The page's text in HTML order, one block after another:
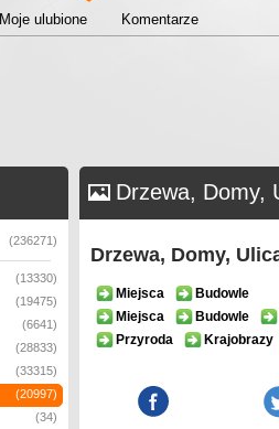
Moje ulubione Komentarze
(236271)
(13330)
(19475)
(6641)
(28833)
(33315)
(20997)
(34)
Drzewa, Domy,
Drzewa, Domy,
Miejsca
Budowle
Miejsca
Budowle
Przyroda
Krajobrazy